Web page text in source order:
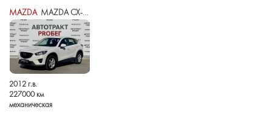
MAZDAMAZDA CX-5 I
2012 г.в.
227000 км
механическая